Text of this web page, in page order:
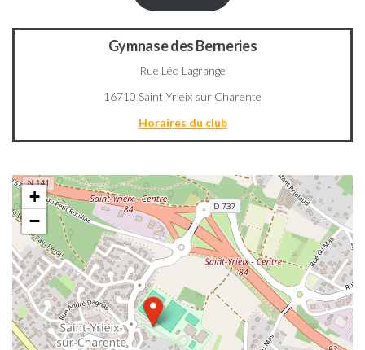
Gymnase des Berneries
Rue Léo Lagrange
16710 Saint Yrieix sur Charente
Horaires du club
+
−